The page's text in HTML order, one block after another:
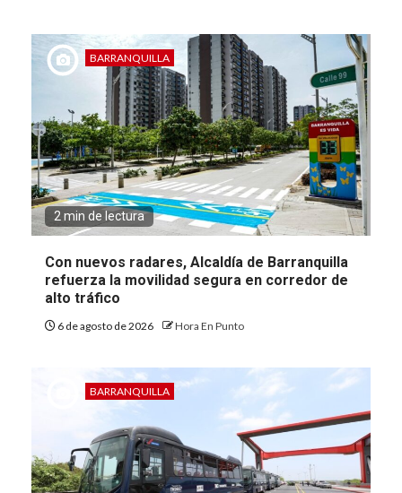
BARRANQUILLA
2 min de lectura
Con nuevos radares, Alcaldía de Barranquilla
refuerza la movilidad segura en corredor de
alto tráfico
6 de agosto de 2026 Hora En Punto
BARRANQUILLA